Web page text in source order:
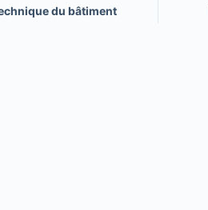
du bâtiment